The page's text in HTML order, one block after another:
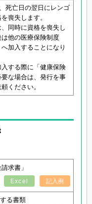
死亡日の翌日にレンゴ
喪失します。
同時に資格を喪失し
他の医療保険制度
加入することになり
する際に「健康保険
な場合は、発行を事
ください。
求書」
Excel 記入例
る書類